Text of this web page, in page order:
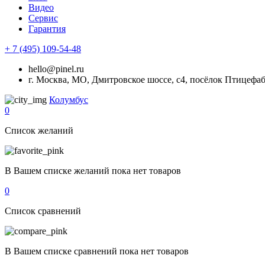
Видео
Сервис
Гарантия
+ 7 (495) 109-54-48
hello@pinel.ru
г. Москва, МО, Дмитровское шоссе, с4, посёлок
Колумбус
0
Список желаний
В Вашем списке желаний пока нет товаров
0
Список сравнений
В Вашем списке сравнений пока нет товаров